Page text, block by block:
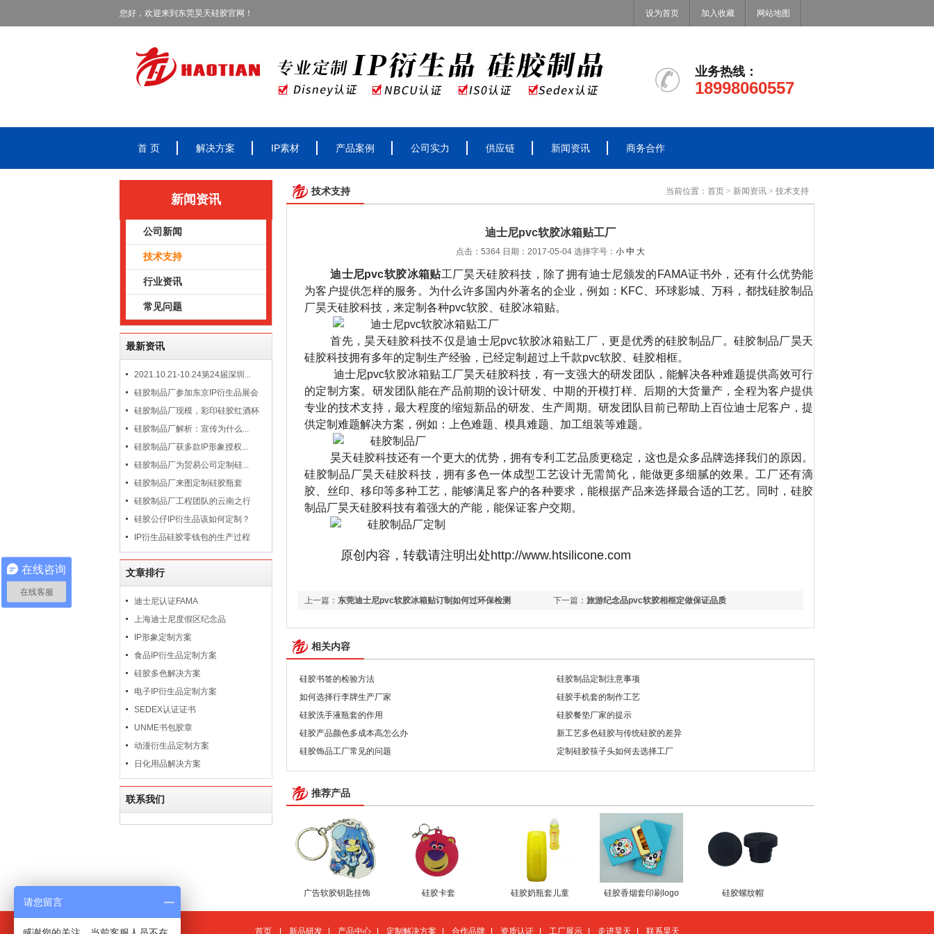
您好，欢迎来到东莞昊天硅胶官网！ 设为首页 加入收藏 网站地图
业务热线：
18998060557
首 页 解决方案 IP素材 产品案例 公司实力 供应链 新闻资讯 商务合作
新闻资讯
公司新闻
技术支持
行业资讯
常见问题
最新资讯
2021.10.21-10.24第24届深圳...
硅胶制品厂参加东京IP衍生品展会
硅胶制品厂现模，彩印硅胶红酒杯
硅胶制品厂解析：宣传为什么...
硅胶制品厂获多款IP形象授权...
硅胶制品厂为贸易公司定制硅...
硅胶制品厂来图定制硅胶瓶套
硅胶制品厂工程团队的云南之行
硅胶公仔IP衍生品该如何定制？
IP衍生品硅胶零钱包的生产过程
文章排行
迪士尼认证FAMA
上海迪士尼度假区纪念品
IP形象定制方案
食品IP衍生品定制方案
硅胶多色解决方案
电子IP衍生品定制方案
SEDEX认证证书
UNME书包胶章
动漫衍生品定制方案
日化用品解决方案
联系我们
技术支持 当前位置： 首页 > 新闻资讯 > 技术支持
迪士尼pvc软胶冰箱贴工厂
点击：5364 日期：2017-05-04 选择字号： 小 中 大
迪士尼pvc软胶冰箱贴工厂昊天硅胶科技，除了拥有迪士尼颁发的 FAMA证书外，还有什么优势能
为客户提供怎样的服务。为什么许多国内外著名的企业，例如： KFC 、环球影城、万科，都找硅胶制品
厂昊天硅胶科技，来定制各种pvc软胶、硅胶冰箱贴。
首先，昊天硅胶科技不仅是迪士尼pvc软胶冰箱贴工厂，更是优秀的硅胶制品厂。硅胶制品厂昊天
硅胶科技拥有多年的定制生产经验，已经定制超过上千款pvc软胶、硅胶相框。
迪士尼pvc软胶冰箱贴工厂昊天硅胶科技，有一支强大的研发团队，能解决各种难题提供高效可行
的定制方案。研发团队能在产品前期的设计研发、中期的开模打样、后期的大货量产，全程为客户提供
专业的技术支持，最大程度的缩短新品的研发、生产周期。研发团队目前已帮助上百位迪士尼客户，提
供定制难题解决方案，例如：上色难题、模具难题、加工组装等难题。
昊天硅胶科技还有一个更大的优势，拥有专利工艺品质更稳定，这也是众多品牌选择我们的原因。
硅胶制品厂昊天硅胶科技，拥有多色一体成型工艺设计无需简化，能做更多细腻的效果。工厂还有滴
胶、丝印、移印等多种工艺，能够满足客户的各种要求，能根据产品来选择最合适的工艺。同时，硅胶
制品厂昊天硅胶科技有着强大的产能，能保证客户交期。
原创内容，转载请注明出处http://www.htsilicone.com
上一篇： 东莞迪士尼pvc软胶冰箱贴订制如何过环保检测 下一篇： 旅游纪念品pvc软胶相框定做保证品质
相关内容
硅胶书签的检验方法
硅胶制品定制注意事项
如何选择行李牌生产厂家
硅胶手机套的制作工艺
硅胶洗手液瓶套的作用
硅胶餐垫厂家的提示
硅胶产品颜色多成本高怎么办
新工艺多色硅胶与传统硅胶的差异
硅胶饰品工厂常见的问题
定制硅胶筷子头如何去选择工厂
推荐产品
广告软胶钥匙挂饰 硅胶卡套 硅胶奶瓶套儿童 硅胶香烟套印刷logo 硅胶螺纹帽
首页 新品研发 产品中心 定制解决方案 合作品牌 资质认证 工厂展示 走进昊天 联系昊天
在线咨询
在线客服
请您留言